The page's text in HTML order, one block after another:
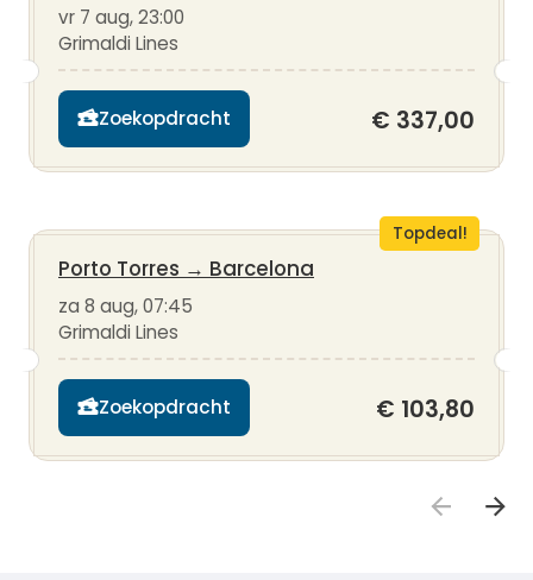
vr 7 aug, 23:00
Grimaldi Lines
Zoekopdracht € 337,00
Topdeal!
Porto Torres → Barcelona
za 8 aug, 07:45
Grimaldi Lines
Zoekopdracht € 103,80